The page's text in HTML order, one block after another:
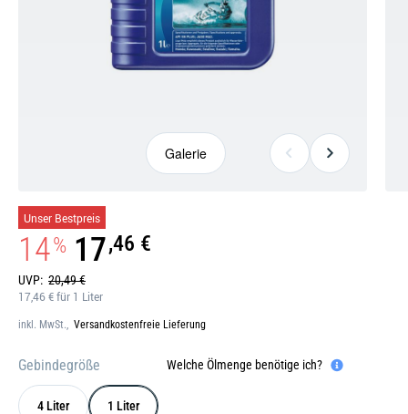
Galerie
öffnen
Galerie
17,46 € für 1 Liter
UVP: 20,49 €
14% 17,46 €
Unser Bestpreis
inkl. MwSt., Versandkostenfreie Lieferung
Gebindegröße Welche Ölmenge benötige ich?
4 Liter 1 Liter